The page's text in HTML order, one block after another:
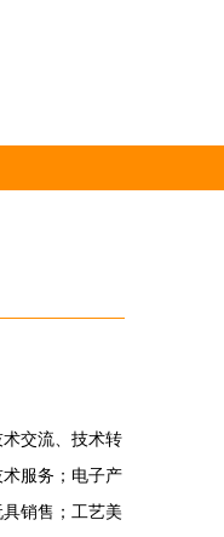
交流、技术转
服务；电子产
销售；工艺美